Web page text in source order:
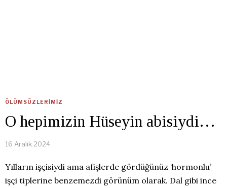
ÖLÜMSÜZLERIMIZ
O hepimizin Hüseyin abisiydi…
16 Aralık 2024
Yılların işçisiydi ama afişlerde gördüğünüz ‘hormonlu’
işçi tiplerine benzemezdi görünüm olarak. Dal gibi ince